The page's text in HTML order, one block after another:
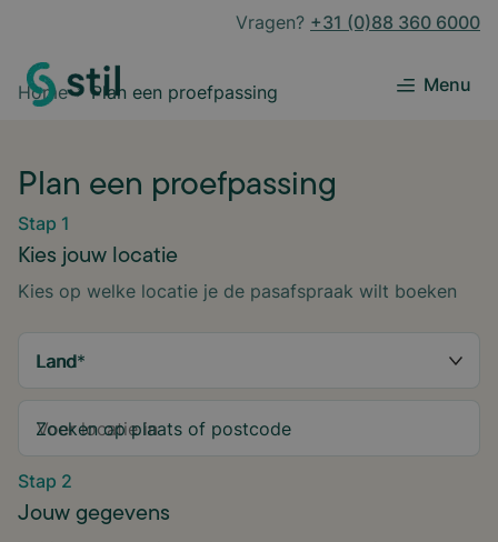
Vragen? +31 (0)88 360 6000
Menu
Home Plan een proefpassing
Plan een proefpassing
Stap 1
Kies jouw locatie
Kies op welke locatie je de pasafspraak wilt boeken
Land*
Zoeken op plaats of postcode
Stap 2
Jouw gegevens